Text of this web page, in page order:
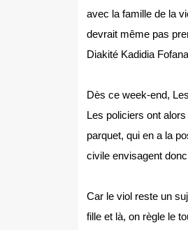
avec la famille de la
devrait même pas
Diakité Kadidia
Dès ce week-end,
Les policiers ont
parquet, qui en a la
civile envisagent
Car le viol reste un
fille et là, on règle le